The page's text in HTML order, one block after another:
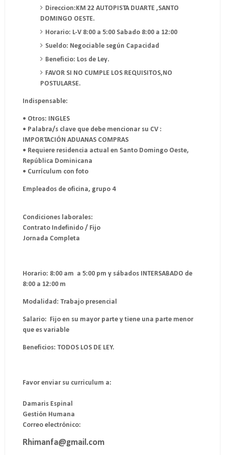
Direccion:KM 22 AUTOPISTA DUARTE ,SANTO
DOMINGO OESTE.
Horario: L-V 8:00 a 5:00 Sabado 8:00 a 12:00
Sueldo: Negociable según Capacidad
Beneficio: Los de Ley.
FAVOR SI NO CUMPLE LOS REQUISITOS,NO
POSTULARSE.
Indispensable:
• Otros: INGLES
• Palabra/s clave que debe mencionar su CV :
IMPORTACIÓN ADUANAS COMPRAS
• Requiere residencia actual en Santo Domingo Oeste,
República Dominicana
• Currículum con foto
Empleados de oficina, grupo 4
Condiciones laborales:
Contrato Indefinido / Fijo
Jornada Completa
Horario: 8:00 am a 5:00 pm y sábados INTERSABADO de
8:00 a 12:00 m
Modalidad: Trabajo presencial
Salario: Fijo en su mayor parte y tiene una parte menor
que es variable
Beneficios: TODOS LOS DE LEY.
Favor enviar su curriculum a:
Damaris Espinal
Gestión Humana
Correo electrónico:
Rhimanfa@gmail.com